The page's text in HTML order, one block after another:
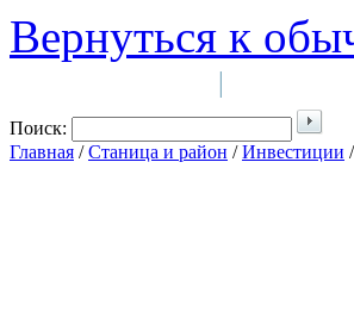
Вернуться к
|
Поиск:
Главная /Станица и район /Инвестиции /